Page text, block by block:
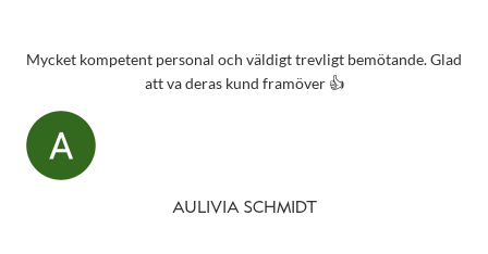
Mycket kompetent personal och väldigt trevligt bemötande. Glad
att va deras kund framöver 👍
AULIVIA SCHMIDT